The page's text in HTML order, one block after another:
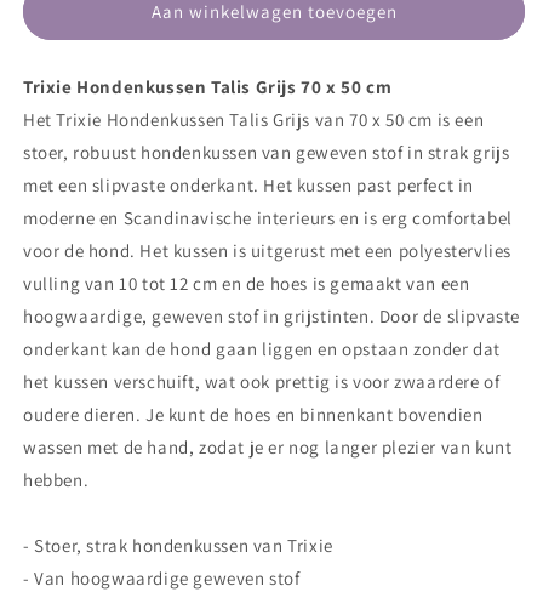
Hondenkussen
Grijs
Trixie
Hondenkussen
Grijs
Aan winkelwagen toevoegen
Trixie Hondenkussen Talis Grijs 70 x 50 cm
Het Trixie Hondenkussen Talis Grijs van 70 x 50 cm is een
stoer, robuust hondenkussen van geweven stof in strak grijs
met een slipvaste onderkant. Het kussen past perfect in
moderne en Scandinavische interieurs en is erg comfortabel
voor de hond. Het kussen is uitgerust met een polyestervlies
vulling van 10 tot 12 cm en de hoes is gemaakt van een
hoogwaardige, geweven stof in grijstinten. Door de slipvaste
onderkant kan de hond gaan liggen en opstaan zonder dat
het kussen verschuift, wat ook prettig is voor zwaardere of
oudere dieren. Je kunt de hoes en binnenkant bovendien
wassen met de hand, zodat je er nog langer plezier van kunt
hebben.
- Stoer, strak hondenkussen van Trixie
- Van hoogwaardige geweven stof